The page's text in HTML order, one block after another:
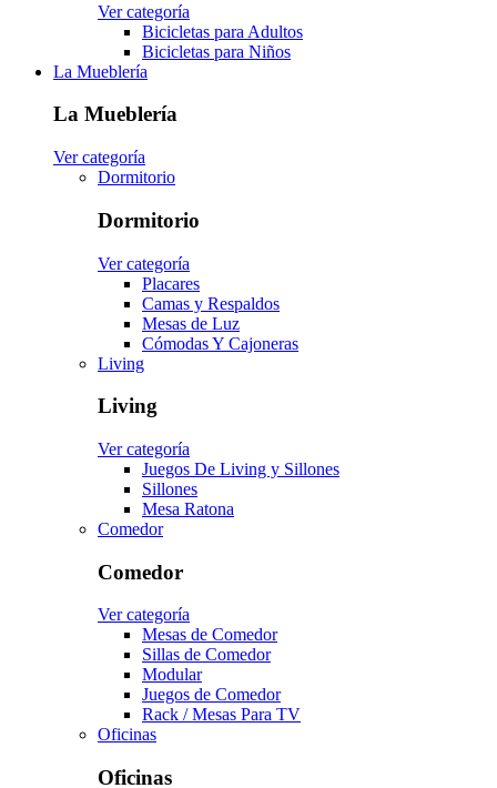
Ver categoría
Bicicletas para Adultos
Bicicletas para Niños
La Mueblería
La Mueblería
Ver categoría
Dormitorio
Dormitorio
Ver categoría
Placares
Camas y Respaldos
Mesas de Luz
Cómodas Y Cajoneras
Living
Living
Ver categoría
Juegos De Living y Sillones
Sillones
Mesa Ratona
Comedor
Comedor
Ver categoría
Mesas de Comedor
Sillas de Comedor
Modular
Juegos de Comedor
Rack / Mesas Para TV
Oficinas
Oficinas